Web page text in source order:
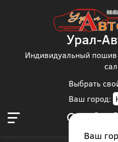
Выбрать
Ваш город:
Ваш
Урал-
Индивидуальный пошив